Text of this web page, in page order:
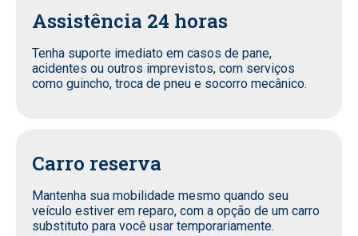
Assistência 24 horas
Tenha suporte imediato em casos de pane,
acidentes ou outros imprevistos, com serviços
como guincho, troca de pneu e socorro mecânico.
Carro reserva
Mantenha sua mobilidade mesmo quando seu
veículo estiver em reparo, com a opção de um carro
substituto para você usar temporariamente.